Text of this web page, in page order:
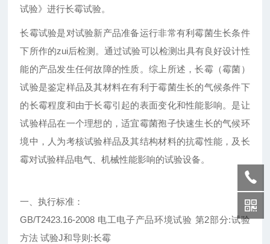
试验》进行长霉试验。
长霉试验是对试验新产品准备运行非常有利霉菌生长条件
下所作的zui后检测。通过试验可以检测出具有良好设计性
能的产品发生任何故障的性质。综上所述，长霉（霉菌）
试验是鉴定样品及其材料在有利于霉菌生长的气候条件下
的长霉程度和由于长霉引起的表面变化和性能影响。是让
试验样品在一个理想的，适宜霉菌孢子快速生长的气候环
境中，人为考核试验样品及其结构材料的抗霉性能，及长
霉对试验样品电气、机械性能影响的试验设备。
一、执行标准：
GB/T2423.16-2008 电工电子产品环境试验 第2部分:试验
方法 试验J和导则:长霉